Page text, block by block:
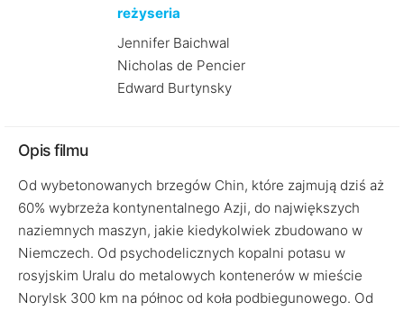
reżyseria
Jennifer Baichwal
Nicholas de Pencier
Edward Burtynsky
Opis filmu
Od wybetonowanych brzegów Chin, które zajmują dziś aż
60% wybrzeża kontynentalnego Azji, do największych
naziemnych maszyn, jakie kiedykolwiek zbudowano w
Niemczech. Od psychodelicznych kopalni potasu w
rosyjskim Uralu do metalowych kontenerów w mieście
Norylsk 300 km na północ od koła podbiegunowego. Od